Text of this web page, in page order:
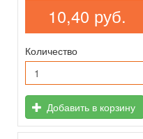
10,40 руб.
Количество
Добавить в корзину